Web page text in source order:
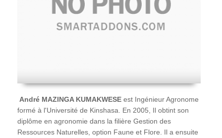
André MAZINGA KUMAKWESE est Ingénieur Agronome
formé à l'Université de Kinshasa. En 2005, Il obtint son
diplôme en agronomie dans la filière Gestion des
Ressources Naturelles, option Faune et Flore. Il a ensuite